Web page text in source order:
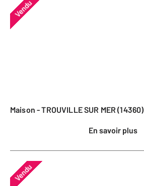
Vendu
Maison - TROUVILLE SUR MER (14360)
En savoir plus
Vendu